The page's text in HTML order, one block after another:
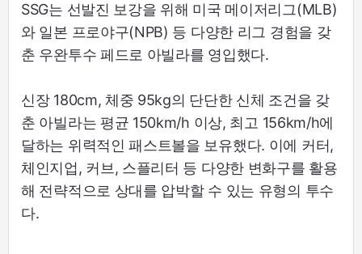
SSG는 선발진 보강을 위해 미국 메이저리그(MLB)
와 일본 프로야구(NPB) 등 다양한 리그 경험을 갖
춘 우완투수 페드로 아빌라를 영입했다.
신장 180cm, 체중 95kg의 단단한 신체 조건을 갖
춘 아빌라는 평균 150km/h 이상, 최고 156km/h에
달하는 위력적인 패스트볼을 보유했다. 이에 커터,
체인지업, 커브, 스플리터 등 다양한 변화구를 활용
해 전략적으로 상대를 압박할 수 있는 유형의 투수
다.